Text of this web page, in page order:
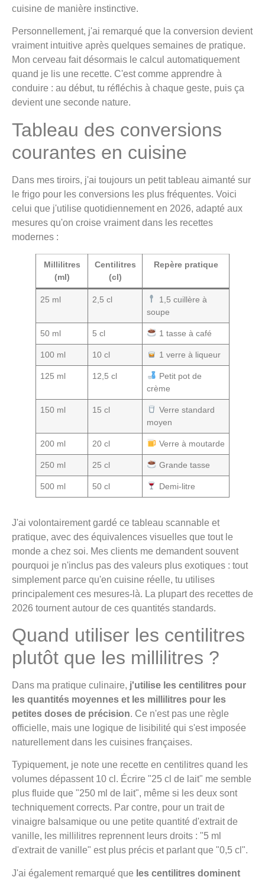
cuisine de manière instinctive.
Personnellement, j'ai remarqué que la conversion devient
vraiment intuitive après quelques semaines de pratique.
Mon cerveau fait désormais le calcul automatiquement
quand je lis une recette. C'est comme apprendre à
conduire : au début, tu réfléchis à chaque geste, puis ça
devient une seconde nature.
Tableau des conversions
courantes en cuisine
Dans mes tiroirs, j'ai toujours un petit tableau aimanté sur
le frigo pour les conversions les plus fréquentes. Voici
celui que j'utilise quotidiennement en 2026, adapté aux
mesures qu'on croise vraiment dans les recettes
modernes :
Millilitres
(ml)
Centilitres
(cl)
Repère pratique
25 ml 2,5 cl
1,5 cuillère à
soupe
50 ml 5 cl 1 tasse à café
100 ml 10 cl 1 verre à liqueur
125 ml 12,5 cl
Petit pot de
crème
150 ml 15 cl
Verre standard
moyen
200 ml 20 cl Verre à moutarde
250 ml 25 cl Grande tasse
500 ml 50 cl Demi-litre
J'ai volontairement gardé ce tableau scannable et
pratique, avec des équivalences visuelles que tout le
monde a chez soi. Mes clients me demandent souvent
pourquoi je n'inclus pas des valeurs plus exotiques : tout
simplement parce qu'en cuisine réelle, tu utilises
principalement ces mesures-là. La plupart des recettes de
2026 tournent autour de ces quantités standards.
Quand utiliser les centilitres
plutôt que les millilitres ?
Dans ma pratique culinaire, j'utilise les centilitres pour
les quantités moyennes et les millilitres pour les
petites doses de précision. Ce n'est pas une règle
officielle, mais une logique de lisibilité qui s'est imposée
naturellement dans les cuisines françaises.
Typiquement, je note une recette en centilitres quand les
volumes dépassent 10 cl. Écrire "25 cl de lait" me semble
plus fluide que "250 ml de lait", même si les deux sont
techniquement corrects. Par contre, pour un trait de
vinaigre balsamique ou une petite quantité d'extrait de
vanille, les millilitres reprennent leurs droits : "5 ml
d'extrait de vanille" est plus précis et parlant que "0,5 cl".
J'ai également remarqué que les centilitres dominent